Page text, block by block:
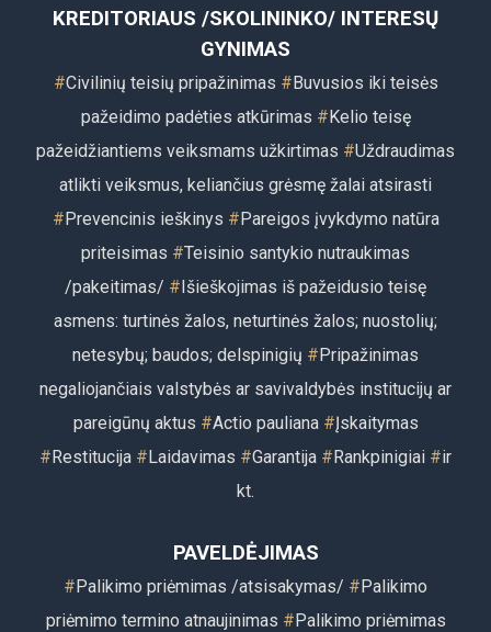
KREDITORIAUS /SKOLININKO/ INTERESŲ
GYNIMAS
#Civilinių teisių pripažinimas #Buvusios iki teisės
pažeidimo padėties atkūrimas #Kelio teisę
pažeidžiantiems veiksmams užkirtimas #Uždraudimas
atlikti veiksmus, keliančius grėsmę žalai atsirasti
#Prevencinis ieškinys #Pareigos įvykdymo natūra
priteisimas #Teisinio santykio nutraukimas
/pakeitimas/ #Išieškojimas iš pažeidusio teisę
asmens: turtinės žalos, neturtinės žalos; nuostolių;
netesybų; baudos; delspinigių #Pripažinimas
negaliojančiais valstybės ar savivaldybės institucijų ar
pareigūnų aktus #Actio pauliana #Įskaitymas
#Restitucija #Laidavimas #Garantija #Rankpinigiai #ir
kt.
PAVELDĖJIMAS
#Palikimo priėmimas /atsisakymas/ #Palikimo
priėmimo termino atnaujinimas #Palikimo priėmimas